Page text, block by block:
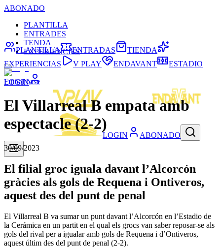
ABONADO
PLANTILLA
ENTRADES
TENDA
EXPERIÈNCIES
LOGIN
LOGIN ABONADO
PLANTILLA ENTRADAS
TIENDA
EXPERIENCIAS
V PLAY ENDAVANT ESTADIO
Futbol base
El Villarreal B empata amb
espectacle (2-2)
30/09/2023
El filial groc iguala davant l’Alcorcón
gràcies als gols de Requena i Ontiveros,
aquest des del punt de penal
El Villarreal B va sumar un punt davant l’Alcorcón en l’Estadio de
la Cerámica en un partit en el qual els grocs van saber reposar-se als
gols del rival per a igualar amb gols de Requena i d’Ontiveros,
aquest últim des del punt de penal (2-2).